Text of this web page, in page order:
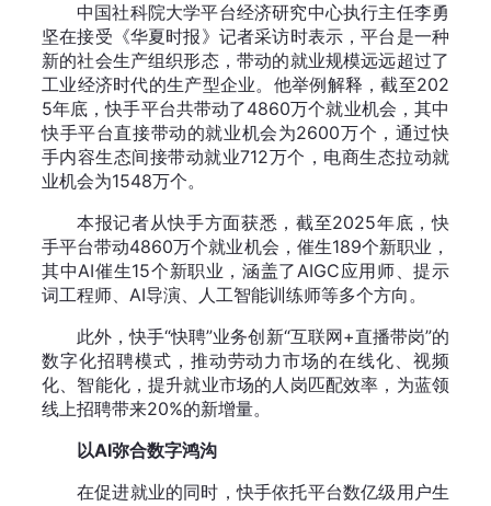
中国社科院大学平台经济研究中心执行主任李勇
坚在接受《华夏时报》记者采访时表示，平台是一种
新的社会生产组织形态，带动的就业规模远远超过了
工业经济时代的生产型企业。他举例解释，截至202
5年底，快手平台共带动了4860万个就业机会，其中
快手平台直接带动的就业机会为2600万个，通过快
手内容生态间接带动就业712万个，电商生态拉动就
业机会为1548万个。
本报记者从快手方面获悉，截至2025年底，快
手平台带动4860万个就业机会，催生189个新职业，
其中AI催生15个新职业，涵盖了AIGC应用师、提示
词工程师、AI导演、人工智能训练师等多个方向。
此外，快手“快聘”业务创新“互联网+直播带岗”的
数字化招聘模式，推动劳动力市场的在线化、视频
化、智能化，提升就业市场的人岗匹配效率，为蓝领
线上招聘带来20%的新增量。
以AI弥合数字鸿沟
在促进就业的同时，快手依托平台数亿级用户生